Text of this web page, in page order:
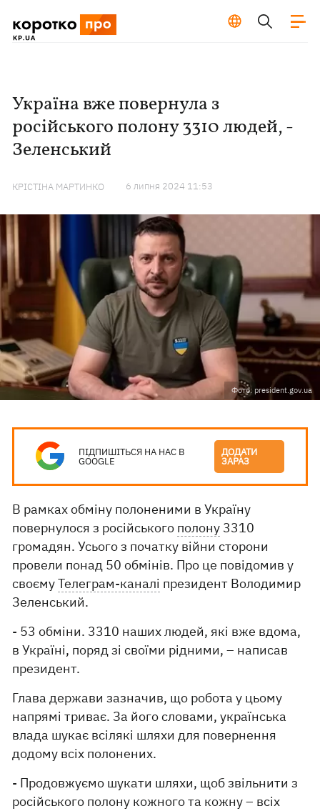
Україна вже повернула з
російського полону 3310 людей, -
Зеленський
КРІСТІНА МАРТИНКО 6 липня 2024 11:53
Фото: president.gov.ua
ПІДПИШІТЬСЯ НА НАС В
GOOGLE
ДОДАТИ
ЗАРАЗ
В рамках обміну полоненими в Україну
повернулося з російського полону 3310
громадян. Усього з початку війни сторони
провели понад 50 обмінів. Про це повідомив у
своємуТелеграм-каналі президент Володимир
Зеленський.
- 53 обміни. 3310 наших людей, які вже вдома,
в Україні, поряд зі своїми рідними, – написав
президент.
Глава держави зазначив, що робота у цьому
напрямі триває. За його словами, українська
влада шукає всілякі шляхи для повернення
додому всіх полонених.
- Продовжуємо шукати шляхи, щоб звільнити з
російського полону кожного та кожну – всіх